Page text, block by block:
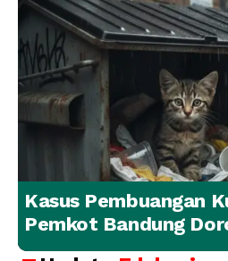
Kasus Pembuangan
Pemkot Bandung
Penanganan Hewan